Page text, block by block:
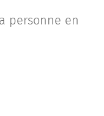
personne en